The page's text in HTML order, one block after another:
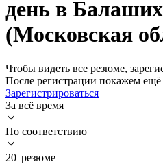
день в
(Московская
Чтобы видеть все резюме,
После регистрации покажем
Зарегистрироваться
За всё время
По соответствию
20 резюме